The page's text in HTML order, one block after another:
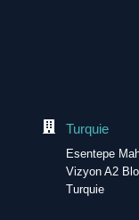
Turquie
Esentepe
Vizyon A2
Turquie